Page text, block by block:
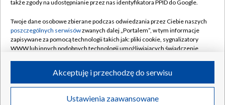
Rada Programowa
System NOS
Informacje o nadawcy
Program dla prasy
Kontakt
Kanały
©2026 Telewizja Polska S.A. w likwidacji
także zgody na udostępnianie przez nas identyfikatora PPID do Google.
Twoje dane osobowe zbierane podczas odwiedzania przez Ciebie naszych
poszczególnych serwisówzwanych dalej „Portalem”, w tym informacje
zapisywane za pomocą technologii takich jak: pliki cookie, sygnalizatory
WWW lub innych podobnych technologii umożliwiających świadczenie
ruchu w Internecie.
Twoje dane osobowe zbierane podczas odwiedzania przez Ciebie
poszczególnych serwisówna Portalu, takie jak adresy IP, identyfikatory
Ustawienia zaawansowane
Akceptuję i przechodzę do serwisu